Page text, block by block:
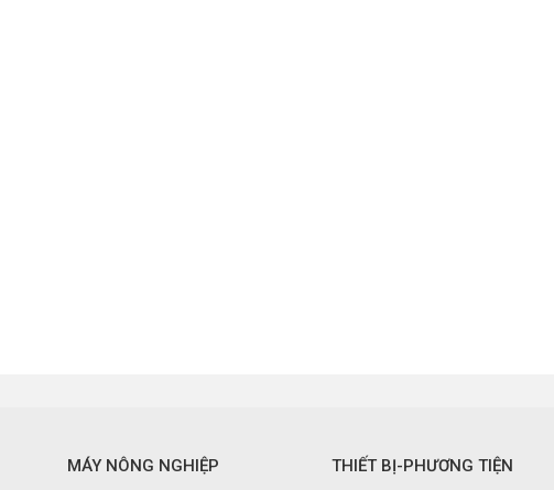
MÁY NÔNG NGHIỆP THIẾT BỊ-PHƯƠNG TIỆN